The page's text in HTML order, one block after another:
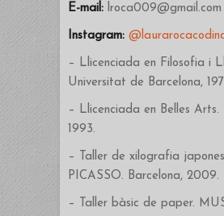
E-mail: lroca009@gmail.com
Instagram:
– Llicenciada en Filosofia i
Universitat de Barcelona,
– Llicenciada en Belles Arts.
1993.
– Taller de xilografia
PICASSO. Barcelona, 2009.
– Taller bàsic de paper.